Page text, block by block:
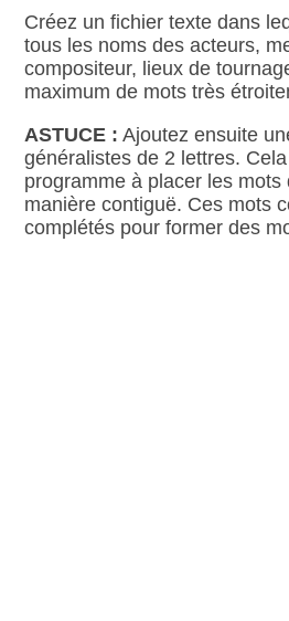
Créez un fichier texte dans
tous les noms des acteurs,
compositeur, lieux de
maximum de mots très
ASTUCE : Ajoutez ensuite
généralistes de 2 lettres.
programme à placer les mots
manière contiguë. Ces mots
complétés pour former des